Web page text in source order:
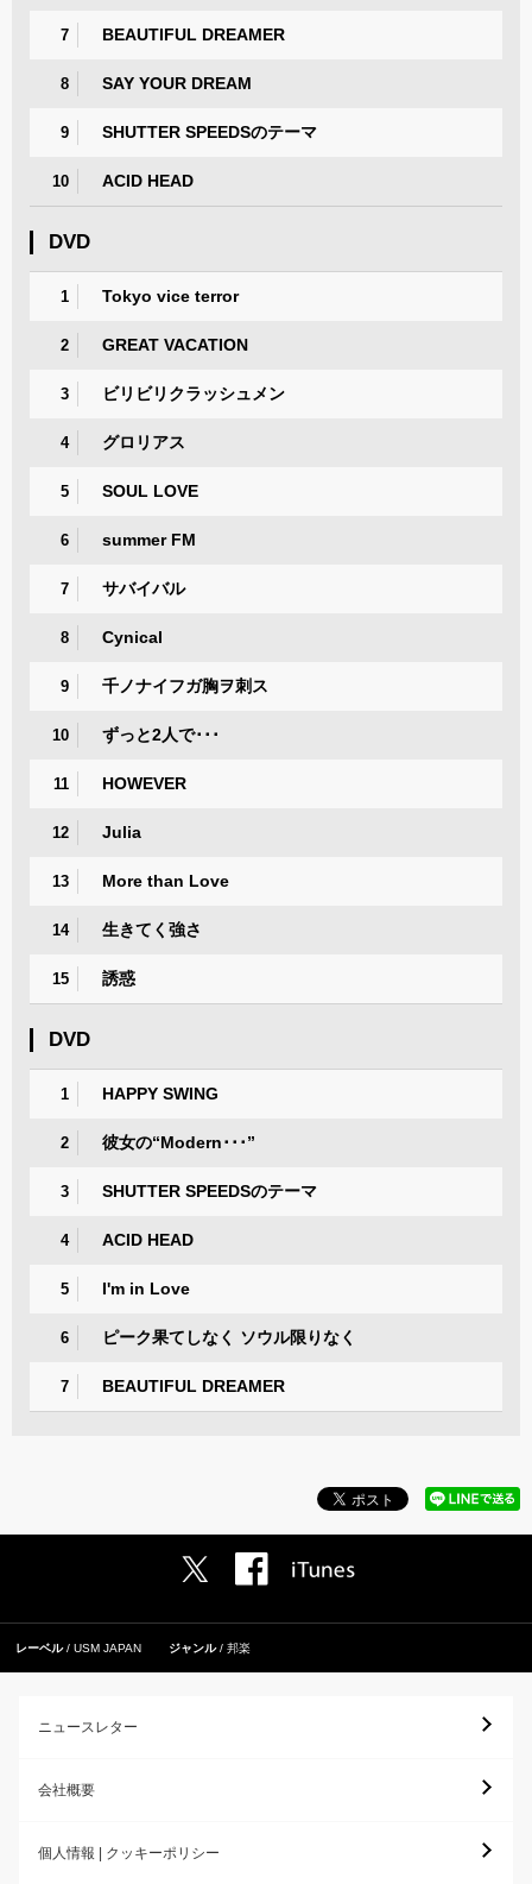
7 BEAUTIFUL DREAMER
8 SAY YOUR DREAM
9 SHUTTER SPEEDSのテーマ
10 ACID HEAD
DVD
1 Tokyo vice terror
2 GREAT VACATION
3 ビリビリクラッシュメン
4 グロリアス
5 SOUL LOVE
6 summer FM
7 サバイバル
8 Cynical
9 千ノナイフガ胸ヲ刺ス
10 ずっと2人で･･･
11 HOWEVER
12 Julia
13 More than Love
14 生きてく強さ
15 誘惑
DVD
1 HAPPY SWING
2 彼女の“Modern･･･”
3 SHUTTER SPEEDSのテーマ
4 ACID HEAD
5 I'm in Love
6 ピーク果てしなく ソウル限りなく
7 BEAUTIFUL DREAMER
レーベル USM JAPAN ジャンル 邦楽
ニュースレター
会社概要
個人情報 | クッキーポリシー